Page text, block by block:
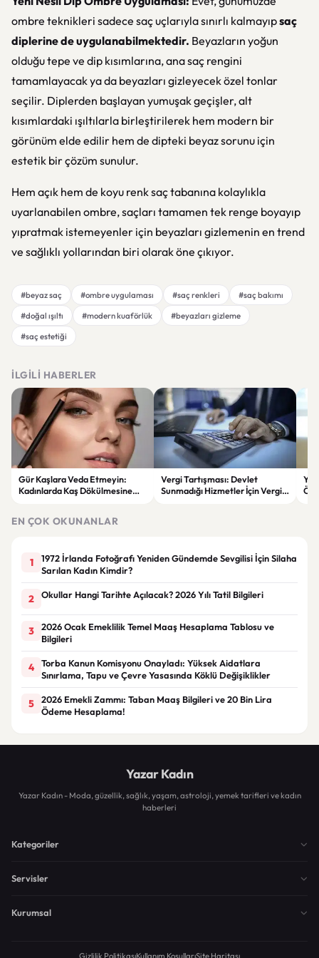
ombre teknikleri sadece saç uçlarıyla sınırlı kalmayıpsaç
diplerine de uygulanabilmektedir. Beyazların yoğun
olduğu tepe ve dip kısımlarına, ana saç rengini
tamamlayacak ya da beyazları gizleyecek özel tonlar
seçilir. Diplerden başlayan yumuşak geçişler, alt
kısımlardaki ışıltılarla birleştirilerek hem modern bir
görünüm elde edilir hem de dipteki beyaz sorunu için
estetik bir çözüm sunulur.
Hem açık hem de koyu renk saç tabanına kolaylıkla
uyarlanabilen ombre, saçları tamamen tek renge boyayıp
yıpratmak istemeyenler için beyazları gizlemenin en trend
ve sağlıklı yollarından biri olarak öne çıkıyor.
#beyaz saç #ombre uygulaması #saç renkleri
#saç bakımı
#doğal ışıltı
#modern kuaförlük
#beyazları gizleme
#saç estetiği
İLGILI HABERLER
Gür Kaşlara Veda Etmeyin:
Kadınlarda Kaş Dökülmesine
Vergi Tartışması: Devlet
Sunmadığı Hizmetler İçin Vergi
EN ÇOK OKUNANLAR
1
1972 İrlanda Fotoğrafı Yeniden Gündemde Sevgilisi İçin Silaha
Sarılan Kadın Kimdir?
2 Okullar Hangi Tarihte Açılacak? 2026 Yılı Tatil Bilgileri
3
2026 Ocak Emeklilik Temel Maaş Hesaplama Tablosu ve
Bilgileri
4
Torba Kanun Komisyonu Onayladı: Yüksek Aidatlara
Sınırlama, Tapu ve Çevre Yasasında Köklü Değişiklikler
5
2026 Emekli Zammı: Taban Maaş Bilgileri ve 20 Bin Lira
Ödeme Hesaplama!
Yazar Kadın
Yazar Kadın - Moda, güzellik, sağlık, yaşam, astroloji, yemek tarifleri ve kadın
haberleri
Kategoriler
Servisler
Kurumsal
Gizlilik PolitikasıKullanım KoşullarıSite Haritası